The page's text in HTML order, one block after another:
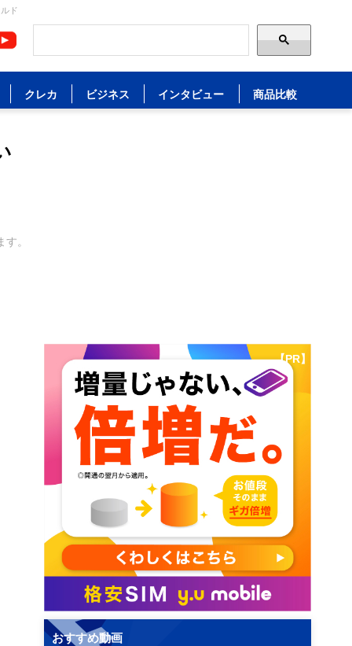
ド
クレカ ビジネス インタビュー 商品比較
。
【PR】
おすすめ動画